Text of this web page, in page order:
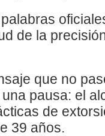
de la
que no
pausa: el
de
39 años.